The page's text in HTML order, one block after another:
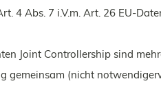
4 Abs. 7 i.V.m. Art. 26 EU-
Joint Controllership sind
gemeinsam (nicht